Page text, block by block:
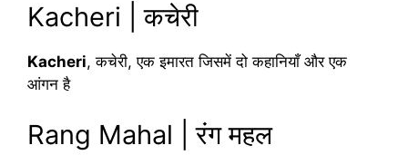
Kacheri | कचेरी
Kacheri, कचेरी, एक इमारत जिसमें दो कहानियाँ और एक
आंगन है
Rang Mahal | रंग महल